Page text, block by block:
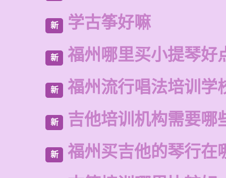
新 学古筝好嘛
新 福州哪里买小提琴好
新 福州流行唱法培训学
新 吉他培训机构需要哪
新
福州买吉他的琴行在